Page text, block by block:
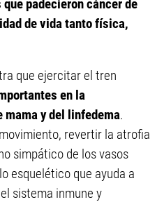
padecieron cáncer de
de vida tanto física,
que ejercitar el tren
en la
mama y del linfedema.
revertir la atrofia
simpático de los vasos
esquelético que ayuda a
sistema inmune y